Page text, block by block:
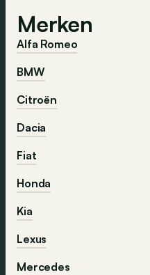
Merken
Alfa Romeo
BMW
Citroën
Dacia
Fiat
Honda
Kia
Lexus
Mercedes